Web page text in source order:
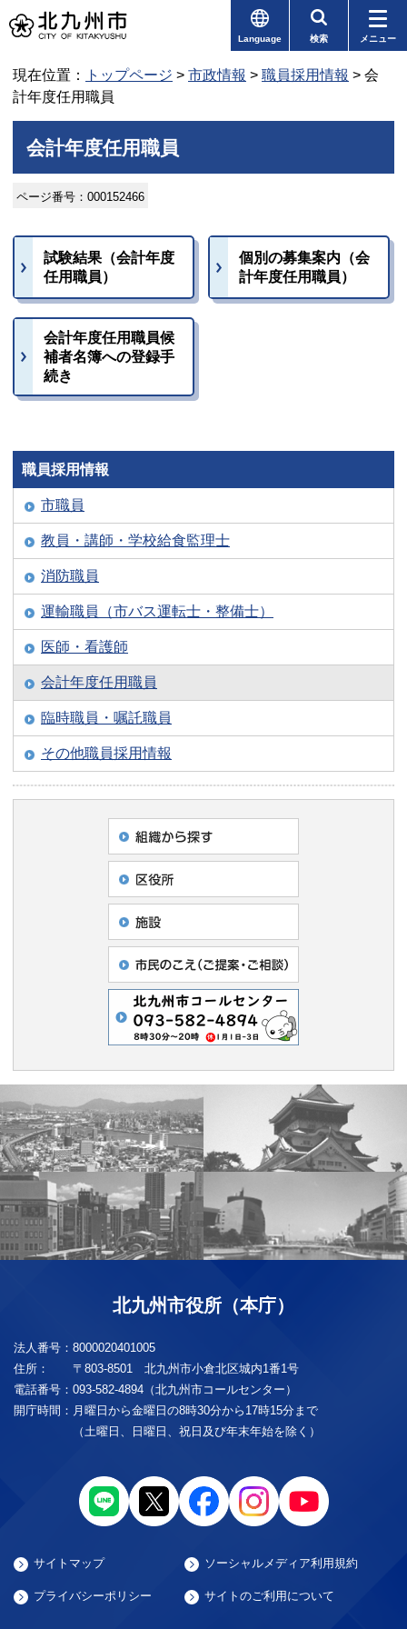
Language 検索 メニュー
現在位置： トップページ > 市政情報 > 職員採用情報 > 会
計年度任用職員
会計年度任用職員
ページ番号：000152466
試験結果（会計年度
任用職員）
個別の募集案内（会
計年度任用職員）
会計年度任用職員候
補者名簿への登録手
続き
職員採用情報
市職員
教員・講師・学校給食監理士
消防職員
運輸職員（市バス運転士・整備士）
医師・看護師
会計年度任用職員
臨時職員・嘱託職員
その他職員採用情報
北九州市役所（本庁）
法人番号： 8000020401005
住所：
〒803-8501 北九州市小倉北区城内1番1号
電話番号： 093-582-4894（北九州市コールセンター）
開庁時間： 月曜日から金曜日の8時30分から17時15分まで
（土曜日、日曜日、祝日及び年末年始を除く）
サイトマップ ソーシャルメディア利用規約
プライバシーポリシー サイトのご利用について